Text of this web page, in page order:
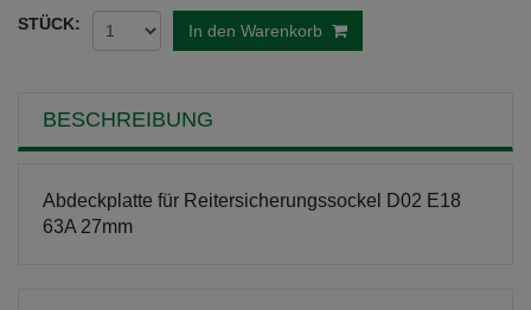
STÜCK: In den Warenkorb
BESCHREIBUNG
Abdeckplatte für Reitersicherungssockel D02 E18
63A 27mm